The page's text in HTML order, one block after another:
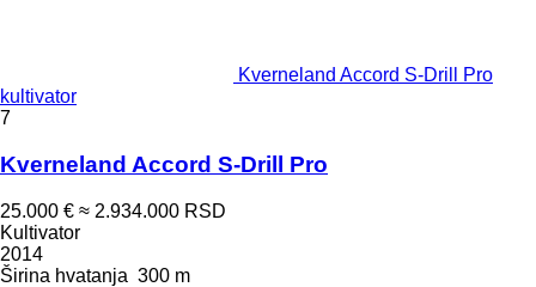
Kverneland Accord S-Drill Pro
kultivator
7
Kverneland Accord S-Drill Pro
25.000 € ≈ 2.934.000 RSD
Kultivator
2014
Širina hvatanja 300 m